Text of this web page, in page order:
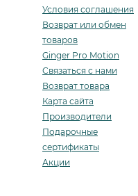
Условия соглашения
Возврат или обмен
товаров
Ginger Pro Motion
Связаться с нами
Возврат товара
Карта сайта
Производители
Подарочные
сертификаты
Акции